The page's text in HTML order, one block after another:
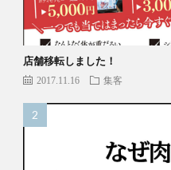
店舗移転しました！
2017.11.16 集客